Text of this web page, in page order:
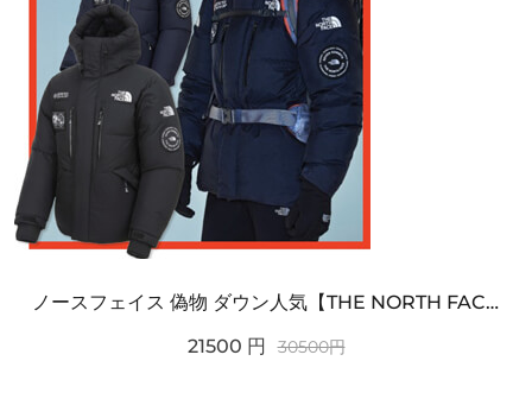
ノースフェイス 偽物 ダウン人気【THE NORTH FACE】M'S 7 SUMMIT HIM...
21500 円 30500円